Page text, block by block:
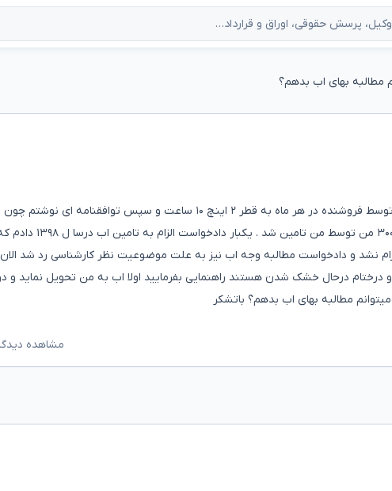
مطالبه بهای اب بدهم؟
باغی را در سال ۹۶ خریداری نمودم با شرط تامین آب توسط فروشنده در هر ماه به قطر ۲ اینچ ۱۰ ساعت و سپس توافقنامه ای
چاه از باغ ۱۱۰۰ متر بود ۸۰۰ متر لوله توسط خریدار و ۳۰۰ من
نشد و دادخواست مطالبه وجه اب نیز به علت موضوعیت نظر کارشناسی رد شد الان
و درختام درحال خشک شدن هستند راهنمایی بفرمایید اولا اب به من تحویل نماید و
مطالبه بهای اب بدهم؟ باتشکر
مشاهده